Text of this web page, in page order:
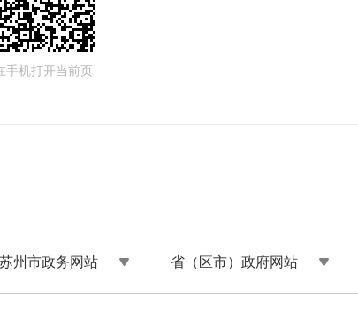
手机打开当前页
苏州市政务网站 省（区市）政府网站